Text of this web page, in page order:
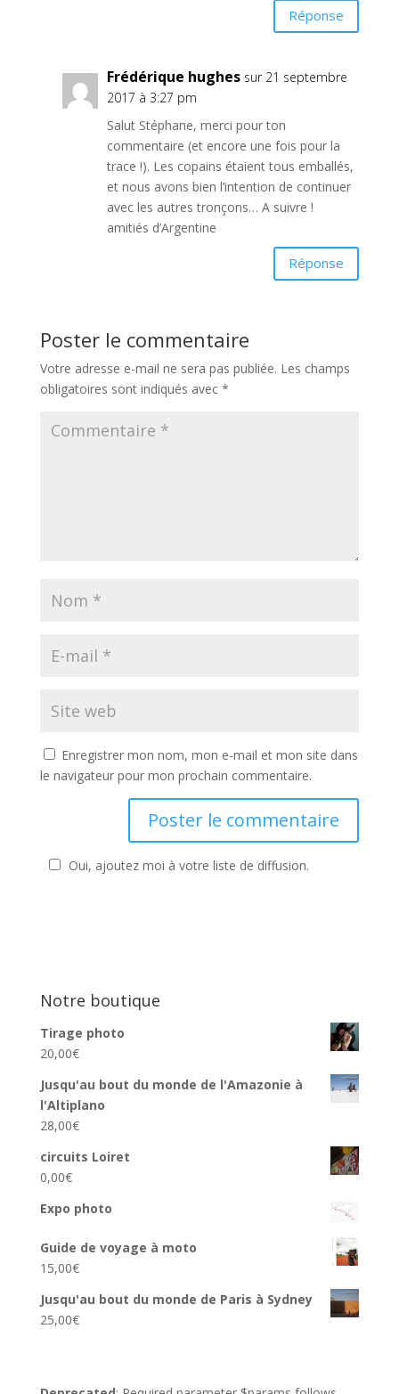
Réponse
Frédérique hughes sur 21 septembre
2017 à 3:27 pm
Salut Stéphane, merci pour ton
commentaire (et encore une fois pour la
trace !). Les copains étaient tous emballés,
et nous avons bien l’intention de continuer
avec les autres tronçons… A suivre !
amitiés d’Argentine
Réponse
Poster le commentaire
Votre adresse e-mail ne sera pas publiée. Les champs
obligatoires sont indiqués avec *
Enregistrer mon nom, mon e-mail et mon site dans
le navigateur pour mon prochain commentaire.
Oui, ajoutez moi à votre liste de diffusion.
Notre boutique
Tirage photo
20,00€
Jusqu'au bout du monde de l'Amazonie à
l'Altiplano
28,00€
circuits Loiret
0,00€
Expo photo
Guide de voyage à moto
15,00€
Jusqu'au bout du monde de Paris à Sydney
25,00€